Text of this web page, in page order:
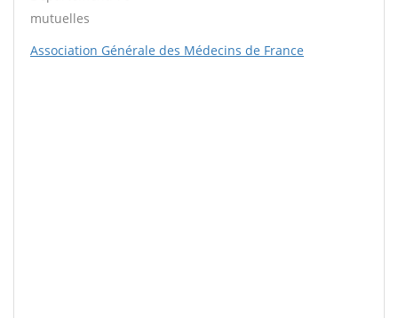
mutuelles
Association Générale des Médecins de France